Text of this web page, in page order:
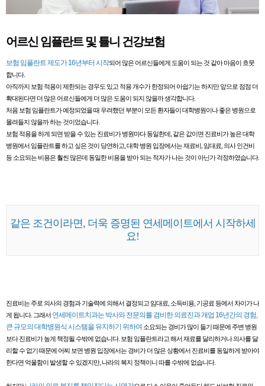
어르신 임플란트 및 틀니 건강보험
보험 임플란트 제도가 16년부터 시작되어 많은 어르신들에게 도움이 되는 것 같아 마음이 흐뭇
합니다.
아직까지 보험 적용이 제한되는 경우도 있고 적용 개수가 한정되어 아쉽기는 하지만 앞으로 점점 더
확대된다면 더 많은 어르신들에게 더 많은 도움이 되지 않을까 생각합니다.
처음 보험 임플란트가 예정되었을 때 우려했던 부분이 모든 환자들이 대학병원이나 좋은 병원으로
몰려들지 않을까 하는 것이었습니다.
보험 적용을 하게 되면 받을 수 있는 진료비가 병원마다 동일한데, 같은 값이면 진료비가 높은 대학
병원에서 임플란트를 하고 싶은 것이 당연하고, 대학 병원 입장에서는 재료비, 임대료, 의사 인건비
등 소요되는 비용은 훨씬 많은데 동일한 비용을 받아 되는 적자가 나는 것이 아닌가 걱정하였습니다.
같은 조건이라면, 더욱 증명된 연세메이트에서 시작하세
요!
진료비는 주로 의사의 경험과 기술력에 의해서 결정되고 임대료, 소득비용, 기공료 등에서 차이가 나
게 됩니다. 그래서 연세메이트치과는 박사와 전문의를 겸비한 의료진과 개업 16년간의 경험,
큰 규모의 대학병원식 시스템을 유지하기 위하여 소요되는 경비가 많이 들기 때문에 주변 병원
보다 진료비가 높게 책정될 수밖에 없습니다. 보험 임플란트라고 해서 재료를 달리하거나 의사를 달
리할 수 없기 때문에 어찌 보면 병원 입장에서는 경비가 더 많은 상황에서 진료비를 동일하게 받아야
한다면 억울함이 발생할 수 있겠지만, 나라의 복지 정책이니 따를 수밖에 없습니다.